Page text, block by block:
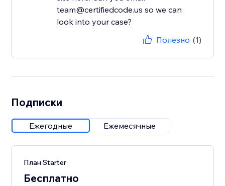
team@certifiedcode.us so we can
look into your case?
Полезно (1)
Подписки
Ежегодные Ежемесячные
План Starter
Бесплатно